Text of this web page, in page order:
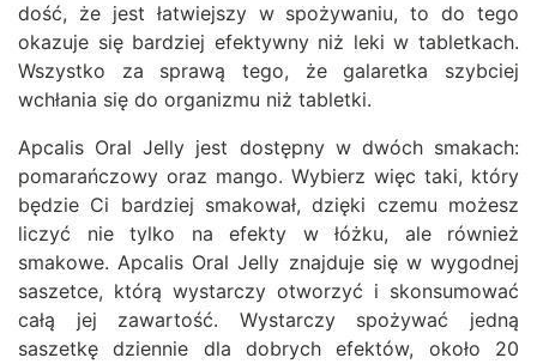
dość, że jest łatwiejszy w spożywaniu, to do tego
okazuje się bardziej efektywny niż leki w tabletkach.
Wszystko za sprawą tego, że galaretka szybciej
wchłania się do organizmu niż tabletki.
Apcalis Oral Jelly jest dostępny w dwóch smakach:
pomarańczowy oraz mango. Wybierz więc taki, który
będzie Ci bardziej smakował, dzięki czemu możesz
liczyć nie tylko na efekty w łóżku, ale również
smakowe. Apcalis Oral Jelly znajduje się w wygodnej
saszetce, którą wystarczy otworzyć i skonsumować
całą jej zawartość. Wystarczy spożywać jedną
saszetkę dziennie dla dobrych efektów, około 20